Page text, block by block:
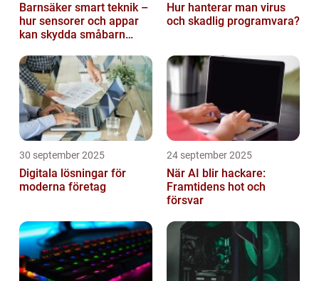
Barnsäker smart teknik –
hur sensorer och appar
kan skydda småbarn
Hur hanterar man virus
och skadlig programvara?
30 september 2025
Digitala lösningar för
moderna företag
24 september 2025
När AI blir hackare:
Framtidens hot och
försvar